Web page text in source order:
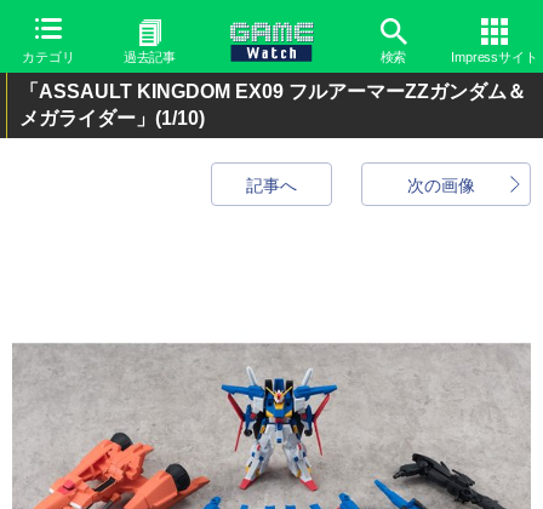
カテゴリ 過去記事 検索 Impressサイト
「ASSAULT KINGDOM EX09 フルアーマーZZガンダム＆
メガライダー」 (1/10)
次の画像
記事へ